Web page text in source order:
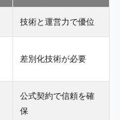
技術と運営力で優位
差別化技術が必要
公式契約で信頼を確
保